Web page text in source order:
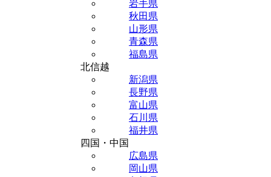
岩手県
秋田県
山形県
青森県
福島県
北信越
新潟県
長野県
富山県
石川県
福井県
四国・中国
広島県
岡山県